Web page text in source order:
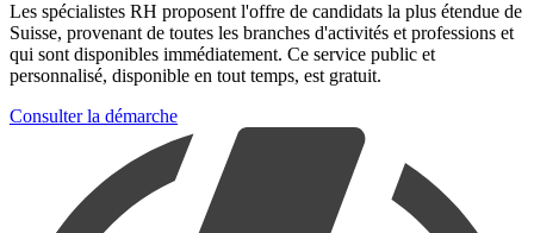
Les spécialistes RH proposent l'offre de candidats la plus étendue de
Suisse, provenant de toutes les branches d'activités et professions et
qui sont disponibles immédiatement. Ce service public et
personnalisé, disponible en tout temps, est gratuit.
Consulter la démarche